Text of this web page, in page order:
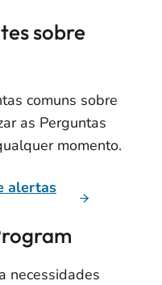
sobre
comuns sobre
as Perguntas
momento.
alertas
necessidades